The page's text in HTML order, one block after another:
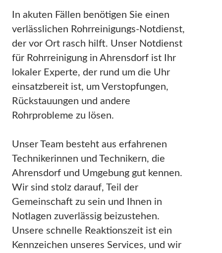
In akuten Fällen benötigen Sie einen
verlässlichen Rohrreinigungs-Notdienst,
der vor Ort rasch hilft. Unser Notdienst
für Rohrreinigung in Ahrensdorf ist Ihr
lokaler Experte, der rund um die Uhr
einsatzbereit ist, um Verstopfungen,
Rückstauungen und andere
Rohrprobleme zu lösen.
Unser Team besteht aus erfahrenen
Technikerinnen und Technikern, die
Ahrensdorf und Umgebung gut kennen.
Wir sind stolz darauf, Teil der
Gemeinschaft zu sein und Ihnen in
Notlagen zuverlässig beizustehen.
Unsere schnelle Reaktionszeit ist ein
Kennzeichen unseres Services, und wir